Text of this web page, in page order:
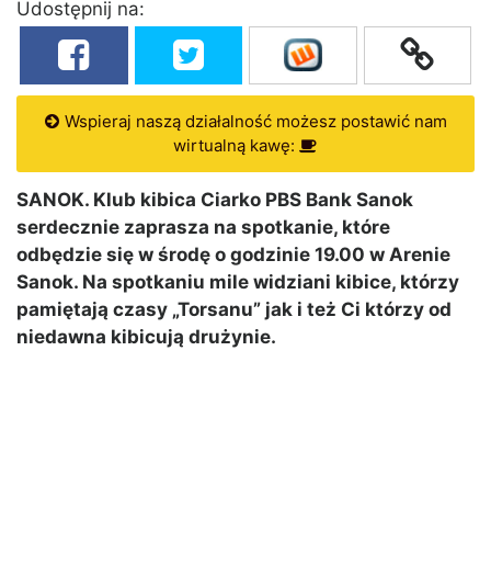
Udostępnij na:
Wspieraj naszą działalność możesz postawić nam
wirtualną kawę:
SANOK. Klub kibica Ciarko PBS Bank Sanok
serdecznie zaprasza na spotkanie, które
odbędzie się w środę o godzinie 19.00 w Arenie
Sanok. Na spotkaniu mile widziani kibice, którzy
pamiętają czasy „Torsanu” jak i też Ci którzy od
niedawna kibicują drużynie.